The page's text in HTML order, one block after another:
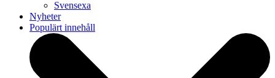
Svensexa
Nyheter
Populärt innehåll